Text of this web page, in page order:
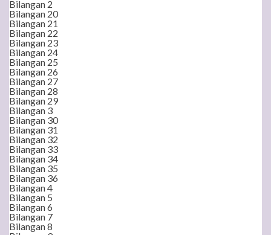
Bilangan 2
Bilangan 20
Bilangan 21
Bilangan 22
Bilangan 23
Bilangan 24
Bilangan 25
Bilangan 26
Bilangan 27
Bilangan 28
Bilangan 29
Bilangan 3
Bilangan 30
Bilangan 31
Bilangan 32
Bilangan 33
Bilangan 34
Bilangan 35
Bilangan 36
Bilangan 4
Bilangan 5
Bilangan 6
Bilangan 7
Bilangan 8